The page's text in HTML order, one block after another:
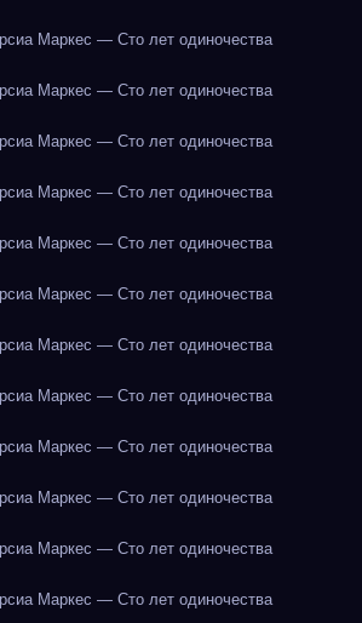
Маркес — Сто лет одиночества
Маркес — Сто лет одиночества
Маркес — Сто лет одиночества
Маркес — Сто лет одиночества
Маркес — Сто лет одиночества
Маркес — Сто лет одиночества
Маркес — Сто лет одиночества
Маркес — Сто лет одиночества
Маркес — Сто лет одиночества
Маркес — Сто лет одиночества
Маркес — Сто лет одиночества
Маркес — Сто лет одиночества